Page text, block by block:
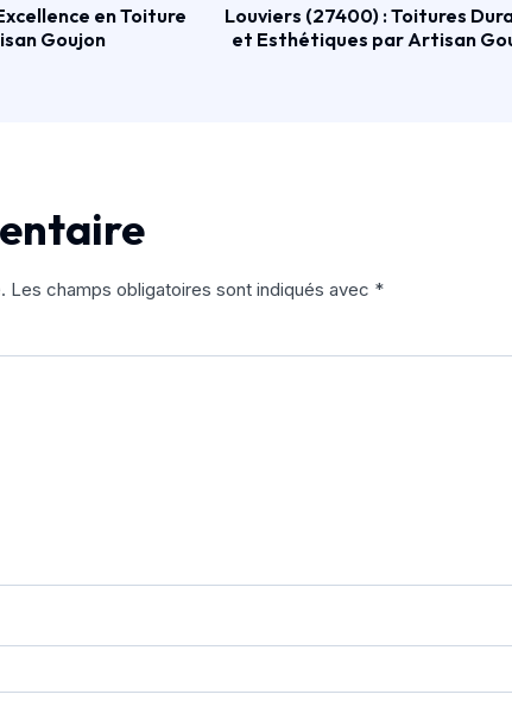
en Toiture
Goujon
Louviers (27400) : Toitures
et Esthétiques par Artisan
Les champs obligatoires sont indiqués avec *